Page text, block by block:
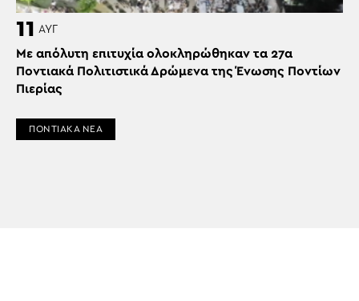
11 ΑΥΓ
Με απόλυτη επιτυχία ολοκληρώθηκαν τα 27α
Ποντιακά Πολιτιστικά Δρώμενα της Ένωσης Ποντίων
Πιερίας
ΠΟΝΤΙΑΚΑ ΝΕΑ